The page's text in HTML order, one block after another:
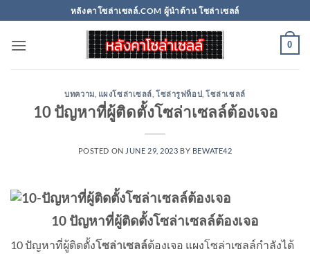
to
content
หลังคาโซล่าเซลล์.COM ผู้นำด้าน โซล่าเซลล์
0
บทความ แผงโซล่าเซลล์ ,โซล่ารูฟท็อป ,โซล่าเซลล์
10 ปัญหาที่ผู้ติดตั้งโซล่าเซลล์ต้องเจอ
POSTED ON JUNE 29, 2023 BY BEWATE42
10 ปัญหาที่ผู้ติดตั้งโซล่าเซลล์ต้องเจอ
10 ปัญหาที่ผู้ติดตั้งโซล่าเซลล์ต้องเจอ แผงโซล่าเซลล์กำลังได้